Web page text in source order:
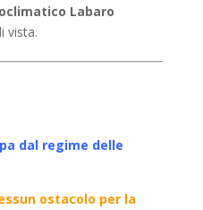
Labaro
vista.
dal regime delle
ostacolo per la